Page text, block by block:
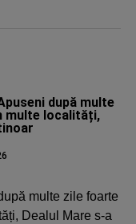
după multe
multe localități,
multe zile foarte
Dealul Mare s-a